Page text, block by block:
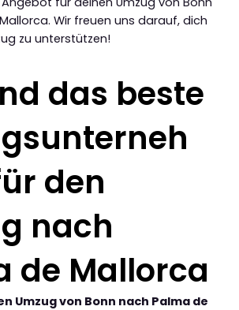
Wir freuen uns darauf, dich
zu unterstützen!
das beste
den
nach
de Mallorca
Umzug von Bonn nach Palma de